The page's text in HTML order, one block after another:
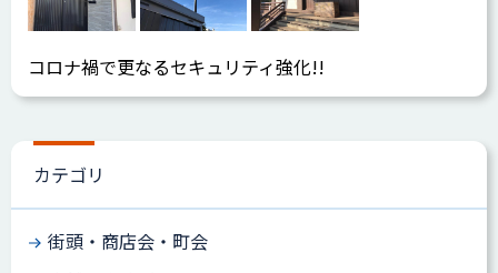
コロナ禍で更なるセキュリティ強化!!
カテゴリ
街頭・商店会・町会